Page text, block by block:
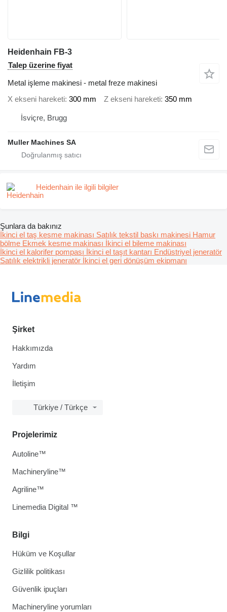
Heidenhain FB-3
Talep üzerine fiyat
Metal işleme makinesi - metal freze makinesi
X ekseni hareketi 300 mm Z ekseni hareketi 350 mm
İsviçre, Brugg
Muller Machines SA
Heidenhain ile ilgili bilgiler
Şunlara da bakınız
İkinci el taş kesme makinası Satılık tekstil baskı makinesi Hamur
bölme Ekmek kesme makinası
İkinci el bileme makinası
İkinci el kalorifer pompası
İkinci el taşıt kantarı Endüstriyel jeneratör
Satılık elektrikli jeneratör İkinci el geri dönüşüm ekipmanı
Şirket
Hakkımızda
Yardım
İletişim
Türkiye / Türkçe
Bilgi
Hüküm ve Koşullar
Gizlilik politikası
Güvenlik ipuçları
Machineryline yorumları
Projelerimiz
Autoline™
Machineryline™
Agriline™
Linemedia Digital ™